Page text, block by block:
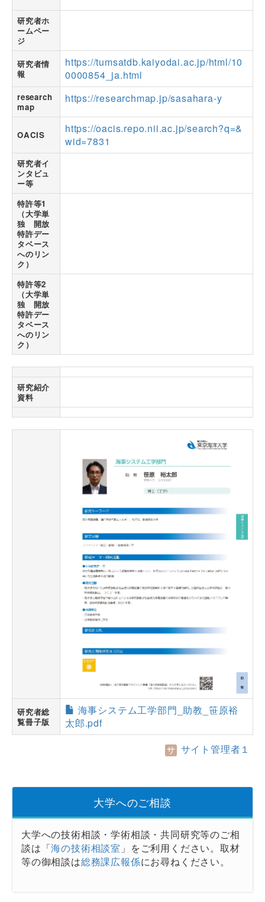
研究者ホ
ームペー
ジ
研究者情
報
https://tumsatdb.kaiyodai.ac.jp/html/10
0000854_ja.html
research
map
https://researchmap.jp/sasahara-y
OACIS
https://oacis.repo.nii.ac.jp/search?q=&
wid=7831
研究者イ
ンタビュ
ー等
特許等1
（大学単
独 開放
特許デー
タベース
へのリン
ク）
特許等2
（大学単
独 開放
特許デー
タベース
へのリン
ク）
研究紹介
資料
研究者総
覧冊子版
海事システム工学部門_助教_笹原裕
太郎.pdf
サイト管理者１
大学へのご相談
大学への技術相談・学術相談・共同研究等のご相
談は「海の技術相談室 」をご利用ください。取材
等の御相談は総務課広報係にお尋ねください。